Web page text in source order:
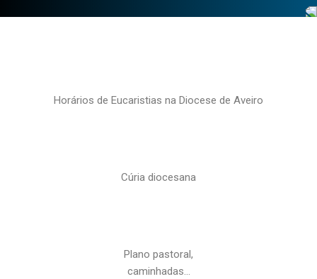
Horários de Eucaristias na Diocese de Aveiro
Cúria diocesana
Plano pastoral,
caminhadas…